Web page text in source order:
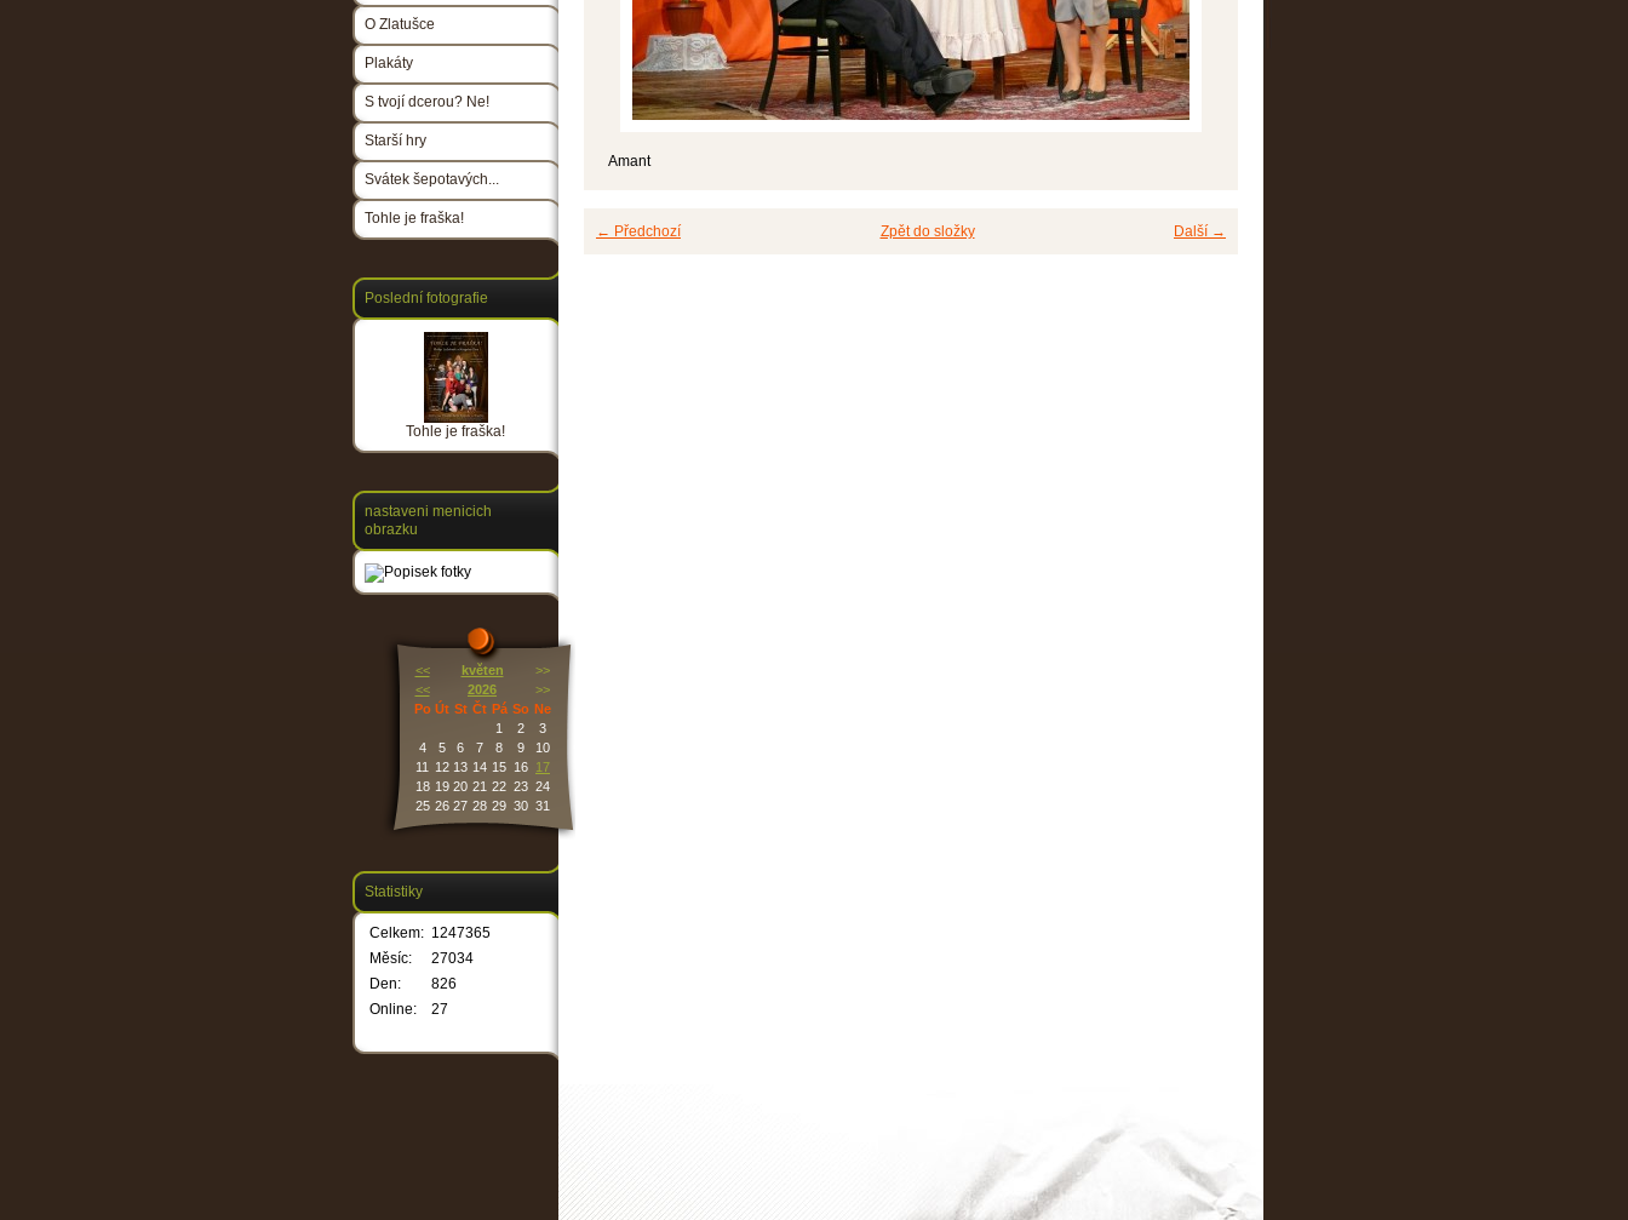
Amant
← Předchozí Další →
Zpět do složky
O Zlatušce
Plakáty
S tvojí dcerou? Ne!
Starší hry
Svátek šepotavých...
Tohle je fraška!
Poslední fotografie
Tohle je fraška!
nastaveni menicich
obrazku
<< květen
>>
<<
2026
>>
Po Út St Čt Pá So Ne
1
2
3
4
5 6 7 8 9
10
11
12 13 14 15 16
17
18 19 20 21 22 23 24
25 26 27 28 29 30 31
Statistiky
Online: 27
Celkem: 1247365
Měsíc:
27034
Den:
826